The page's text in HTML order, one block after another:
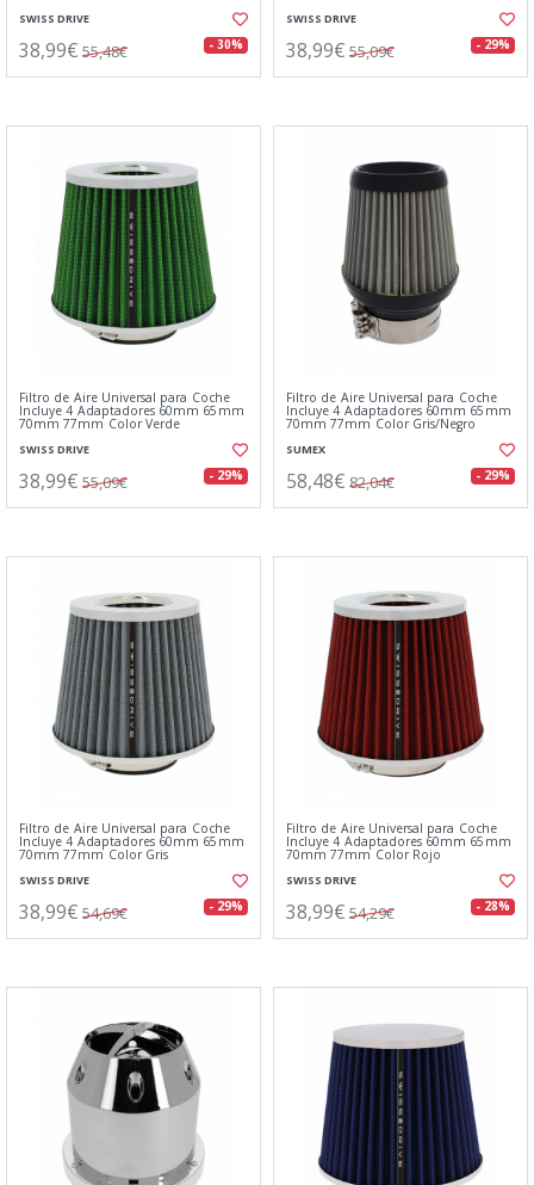
SWISS DRIVE
38,99€ 55,48€ - 30%
SWISS DRIVE
38,99€ 55,09€ - 29%
Filtro de Aire Universal para Coche
Incluye 4 Adaptadores 60mm 65mm
70mm 77mm Color Verde
SWISS DRIVE
38,99€ 55,09€ - 29%
Filtro de Aire Universal para Coche
Incluye 4 Adaptadores 60mm 65mm
70mm 77mm Color Gris/Negro
SUMEX
58,48€ 82,04€ - 29%
Filtro de Aire Universal para Coche
Incluye 4 Adaptadores 60mm 65mm
70mm 77mm Color Gris
SWISS DRIVE
38,99€ 54,69€ - 29%
Filtro de Aire Universal para Coche
Incluye 4 Adaptadores 60mm 65mm
70mm 77mm Color Rojo
SWISS DRIVE
38,99€ 54,29€ - 28%